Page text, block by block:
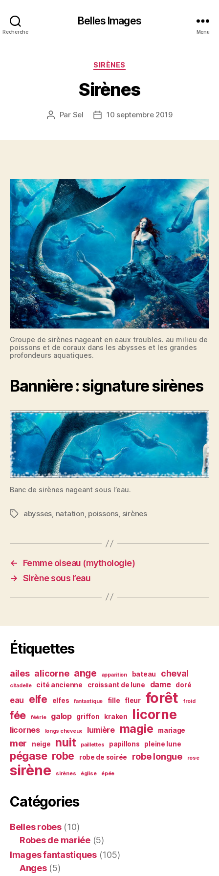
Recherche
Belles Images
Menu
Catégories
SIRÈNES
Sirènes
Auteur
Par Sel
Date10 septembre 2019
Groupe de sirènes nageant en eaux troubles. au milieu de
poissons et de coraux dans les abysses et les grandes
profondeurs aquatiques.
Bannière : signature sirènes
Banc de sirènes nageant sous l’eau.
Étiquettes
abysses natation poissons sirènes
←
Femme oiseau (mythologie)
→ Sirène sous l’eau
Étiquettes
ailes alicorne ange apparition bateau cheval
citadelle cité ancienne croissant de lune dame doré
eau elfe elfes fantastique fille fleur forêt froid
fée féérie galop griffon kraken licorne
licornes longs cheveux lumière magie mariage
mer neige nuit paillettes papillons pleine lune
pégase robe robe de soirée robe longue rose
sirène sirènes église épée
Catégories
Belles robes(10)
Robes de mariée(5)
Images fantastiques(105)
Anges(5)